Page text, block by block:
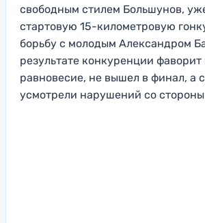
свободным стилем Большунов,
стартовую 15-километровую
борьбу с молодым Александром
результате конкуренции фаворит
равновесие, не вышел в финал, а
усмотрели нарушений со